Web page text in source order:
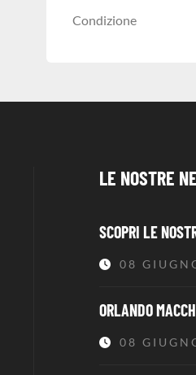
Condizione
LE NOSTRE
SCOPRI LE
08
ORLANDO
08